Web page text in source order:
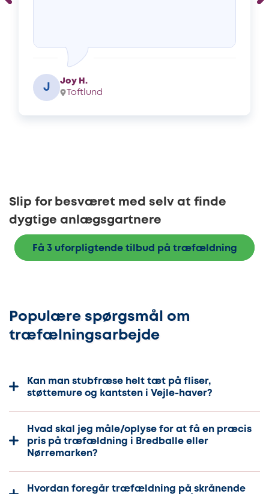
J
Joy H.
Toftlund
Slip for besværet med selv at finde
dygtige anlægsgartnere
Få 3 uforpligtende tilbud på træfældning
Populære spørgsmål om
træfælningsarbejde
Kan man stubfræse helt tæt på fliser,
støttemure og kantsten i Vejle-haver?
Hvad skal jeg måle/oplyse for at få en præcis
pris på træfældning i Bredballe eller
Nørremarken?
Hvordan foregår træfældning på skrånende